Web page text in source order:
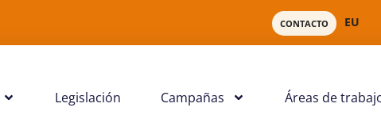
CONTACTO EU
Legislación Campañas Áreas de